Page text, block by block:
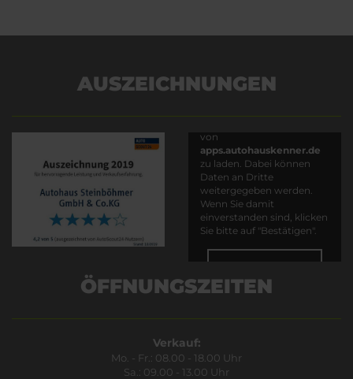
AUSZEICHNUNGEN
von
apps.autohauskenner.de
zu laden. Dabei können
Daten an Dritte
weitergegeben werden.
Wenn Sie damit
einverstanden sind, klicken
Sie bitte auf "Bestätigen".
ÖFFNUNGSZEITEN
Verkauf:
Mo. - Fr.: 08.00 - 18.00 Uhr
Sa.: 09.00 - 13.00 Uhr